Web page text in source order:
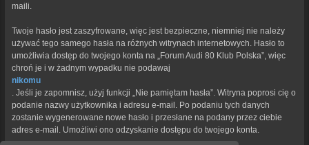
maili.
Twoje hasło jest zaszyfrowane, więc jest bezpieczne, niemniej nie należy
używać tego samego hasła na różnych witrynach internetowych. Hasło to
umożliwia dostęp do twojego konta na „Forum Audi 80 Klub Polska”, więc
chroń je i w żadnym wypadku nie podawaj
nikomu
. Jeśli je zapomnisz, użyj funkcji „Nie pamiętam hasła”. Witryna poprosi cię o
podanie nazwy użytkownika i adresu e-mail. Po podaniu tych danych
zostanie wygenerowane nowe hasło i przesłane na podany przez ciebie
adres e-mail. Umożliwi ono odzyskanie dostępu do twojego konta.